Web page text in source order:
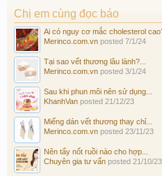
Chị em cùng đọc báo
Ai có nguy cơ mắc cholesterol
Merinco.com.vn posted 7/1/24
Tại sao vết thương lâu lành?...
Merinco.com.vn posted 3/1/24
Sau khi phun môi nên sử dụng...
KhanhVan posted 21/12/23
Miếng dán vết thương thay chỉ...
Merinco.com.vn posted 23/11/23
Nên tẩy nốt ruồi nào cho hợp...
Chuyên gia tư vấn posted 21/10/23